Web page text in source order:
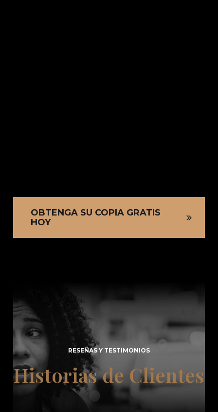
OBTENGA SU COPIA GRATIS
HOY
RESEÑAS Y TESTIMONIOS
Historias de Clientes